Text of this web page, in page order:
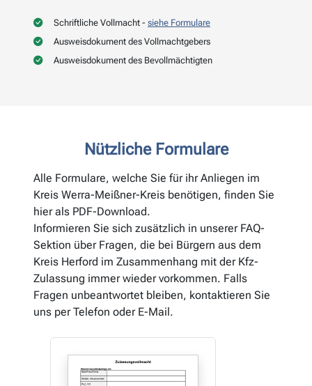
Schriftliche Vollmacht - siehe Formulare
Ausweisdokument des Vollmachtgebers
Ausweisdokument des Bevollmächtigten
Nützliche Formulare
Alle Formulare, welche Sie für ihr Anliegen im
Kreis Werra-Meißner-Kreis benötigen, finden Sie
hier als PDF-Download.
Informieren Sie sich zusätzlich in unserer FAQ-
Sektion über Fragen, die bei Bürgern aus dem
Kreis Herford im Zusammenhang mit der Kfz-
Zulassung immer wieder vorkommen. Falls
Fragen unbeantwortet bleiben, kontaktieren Sie
uns per Telefon oder E-Mail.